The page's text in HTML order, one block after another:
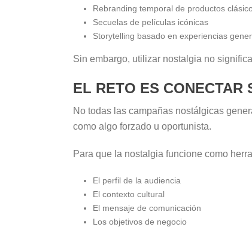
Rebranding temporal de productos
Secuelas de películas icónicas
Storytelling basado en experiencias
Sin embargo, utilizar nostalgia no
EL RETO ES CONECTAR
No todas las campañas nostálgicas
como algo forzado u oportunista.
Para que la nostalgia funcione como
El perfil de la audiencia
El contexto cultural
El mensaje de comunicación
Los objetivos de negocio